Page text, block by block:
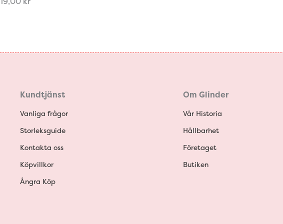
Kundtjänst
Vanliga frågor
Storleksguide
Kontakta oss
Köpvillkor
Ångra Köp
Om Glinder
Vår Historia
Hållbarhet
Företaget
Butiken